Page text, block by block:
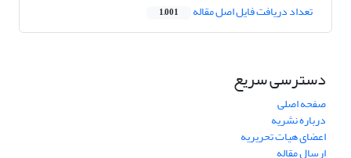
تعداد دریافت فایل اصل مقاله 1,001
دسترسی سریع
صفحه اصلی
درباره نشریه
اعضای هیات تحریریه
ارسال مقاله